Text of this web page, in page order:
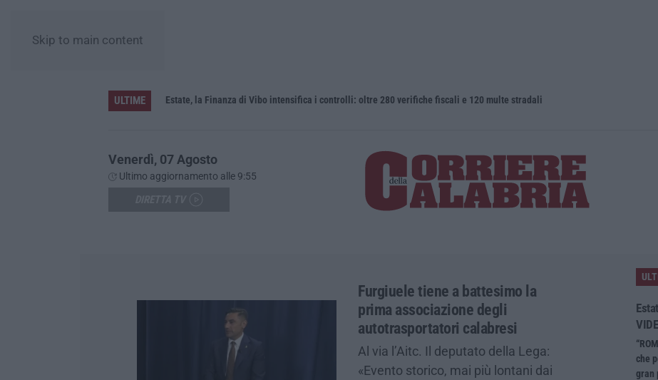
Skip to main content
ULTIME Estate, la Finanza di Vibo intensifica i controlli: oltre 280 verifiche fiscali e 120 multe stradali Completato
Venerdì, 07 Agosto
Ultimo aggiornamento alle 9:55
Furgiuele tiene a battesimo la
prima associazione degli
autotrasportatori calabresi
Al via l’Aitc. Il deputato della Lega:
«Evento storico, mai più lontani dai
che
gran